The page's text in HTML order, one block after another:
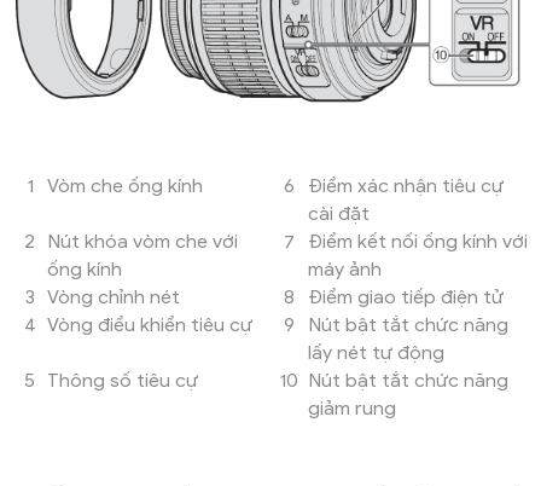
1 Vòm che ống kính 6
Điểm xác nhận tiêu cự
cài đặt
2 Nút khóa vòm che với
ống kính
7
Điểm kết nối ống kính với
máy ảnh
3 Vòng chỉnh nét 8
Điểm giao tiếp điện tử
4 Vòng điểu khiển tiêu cự 9
Nút bật tắt chức năng
lấy nét tự động
5 Thông số tiêu cự 10 Nút bật tắt chức năng
giảm rung